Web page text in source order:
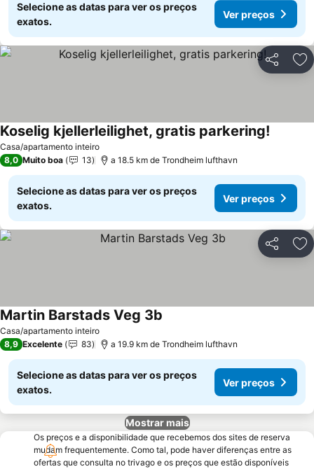
Selecione as datas para ver os preços
exatos.
Ver preços
Partilhar
Casa/apartamento inteiro
Koselig kjellerleilighet, gratis parkering!
8,0 Muito boa 13 a 18.5 km de Trondheim lufthavn
Selecione as datas para ver os preços
exatos.
Ver preços
Partilhar
Casa/apartamento inteiro
Martin Barstads Veg 3b
8,9 Excelente 83 a 19.9 km de Trondheim lufthavn
Selecione as datas para ver os preços
exatos.
Ver preços
Mostrar mais
Os preços e a disponibilidade que recebemos dos sites de reserva
mudam frequentemente. Como tal, pode haver diferenças entre as
ofertas que consulta no trivago e os preços que estão disponíveis